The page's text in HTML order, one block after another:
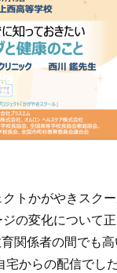
トかがやきスク
変化について
関係者の間でも
からの配信で